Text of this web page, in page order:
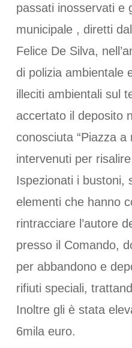
passati inosservati e
municipale , diretti
Felice De Silva,
di polizia ambientale
illeciti ambientali sul
accertato il deposito
conosciuta “Piazza a
intervenuti per
Ispezionati i bustoni,
elementi che hanno
rintracciare l’autore
presso il Comando,
per abbandono e
rifiuti speciali,
Inoltre gli è stata
6mila euro.